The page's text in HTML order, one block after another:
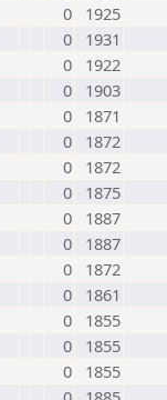
0
1925
0
1931
0
1922
0
1903
0
1871
0
1872
0
1872
0
1875
0
1887
0
1887
0
1872
0
1861
0
1855
0
1855
0
1855